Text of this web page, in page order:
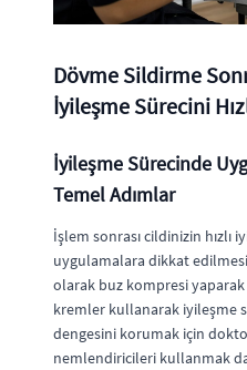
Dövme Sildirme
İyileşme Sürecini
İyileşme Sürecinde
Temel Adımlar
İşlem sonrası cildinizin hızlı
uygulamalara dikkat
olarak buz kompresi
kremler kullanarak iyileşme
dengesini korumak için
nemlendiricileri kullanmak